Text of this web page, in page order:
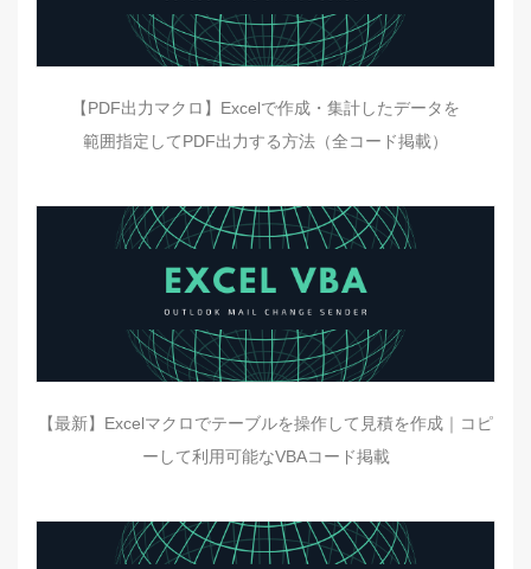
【PDF出力マクロ】Excelで作成・集計したデータを
範囲指定してPDF出力する方法（全コード掲載）
【最新】Excelマクロでテーブルを操作して見積を作成｜コピ
ーして利用可能なVBAコード掲載